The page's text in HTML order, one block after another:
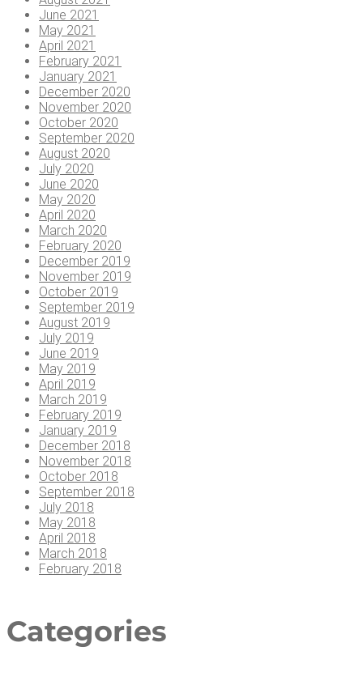
June 2021
May 2021
April 2021
February 2021
January 2021
December 2020
November 2020
October 2020
September 2020
August 2020
July 2020
June 2020
May 2020
April 2020
March 2020
February 2020
December 2019
November 2019
October 2019
September 2019
August 2019
July 2019
June 2019
May 2019
April 2019
March 2019
February 2019
January 2019
December 2018
November 2018
October 2018
September 2018
July 2018
May 2018
April 2018
March 2018
February 2018
Cate­go­ries